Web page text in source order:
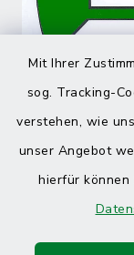
Mit Ihrer
sog. Tracking-
verstehen, wie
unser Angebot
hierfür können